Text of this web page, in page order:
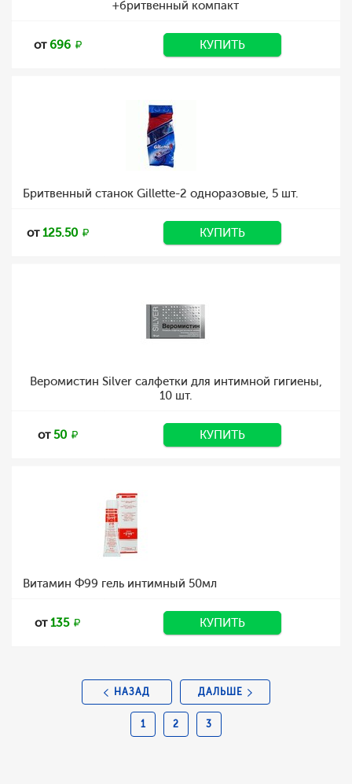
+бритвенный компакт
от696 КУПИТЬ
Бритвенный станок Gillette-2 одноразовые, 5 шт.
от125.50 КУПИТЬ
Веромистин Silver салфетки для интимной гигиены,
10 шт.
от50 КУПИТЬ
Витамин Ф99 гель интимный 50мл
от135 КУПИТЬ
НАЗАД
1 2 3
ДАЛЬШЕ